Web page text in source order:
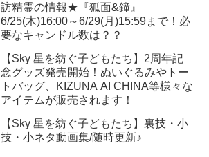
訪精霊の情報★『狐面&鐘』
6/25(木)16:00～6/29(月)15:59まで！必
要なキャンドル数は？？
【Sky 星を紡ぐ子どもたち】2周年記
念グッズ発売開始！ぬいぐるみやトー
トバッグ、KIZUNA AI CHINA等様々な
アイテムが販売されます！
【Sky 星を紡ぐ子どもたち】裏技・小
技・小ネタ動画集/随時更新♪